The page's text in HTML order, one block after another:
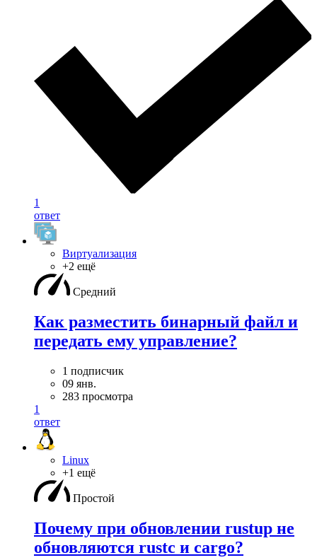
1
ответ
Виртуализация
+2 ещё
Средний
Как разместить бинарный файл и
передать ему управление?
1 подписчик
09 янв.
283 просмотра
1
ответ
Linux
+1 ещё
Простой
Почему при обновлении rustup не
обновляются rustc и cargo?